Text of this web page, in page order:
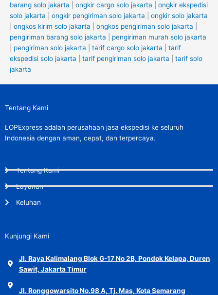
barang solo jakarta
ongkir cargo solo jakarta
ongkir ekspedisi
solo jakarta
ongkir pengiriman solo jakarta
ongkir solo jakarta
ongkos kirim solo jakarta ongkos pengiriman solo jakarta
pengiriman barang solo jakarta
pengiriman murah solo jakarta
pengiriman solo jakarta tarif cargo solo jakarta
tarif
ekspedisi solo jakarta
tarif pengiriman solo jakarta
tarif solo
jakarta
Tentang Kami
LOPExpress adalah perusahaan jasa ekspedisi ke seluruh
Indonesia dengan aman, cepat, dan terpercaya.
Tentang Kami
Layanan
Keluhan
Kunjungi Kami
Jl. Raya Kalimalang Blok G-17 No 2B, Pondok Kelapa, Duren
Sawit, Jakarta Timur
Jl. Ronggowarsito No.98 A, Tj. Mas, Kota Semarang